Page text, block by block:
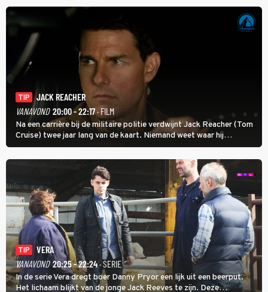
TIP
JACK REACHER
VANAVOND 20:00 - 22:17· FILM
Na een carrière bij de militaire politie verdwijnt Jack Reacher (Tom
Cruise) twee jaar lang van de kaart. Niemand weet waar hij
uithangt, totdat moordverdachte James Barr naar hem vraagt.
TIP
VERA
VANAVOND 20:25 - 22:24· SERIE
In de serie Vera dregt boer Danny Pryor een lijk uit een beerput.
Het lichaam blijkt van de jonge Jack Reeves te zijn. Deze